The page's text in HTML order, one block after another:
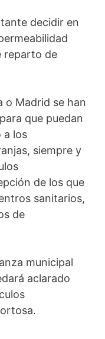
decidir en
reparto de
o Madrid se han
que puedan
a los
siempre y
de los que
sanitarios,
de
municipal
aclarado